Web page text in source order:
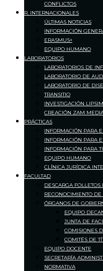
CONFLICTOS
R. INTERNACIONALES
ÚLTIMAS NOTICIAS
INFORMACIÓN
ERASMUS+
EQUIPO HUMANO
LABORATORIOS
LABORATORIOS DE
LABORATORIO DE
LABORATORIO DE
TRANSITIO
INVESTIGACIÓN
CREACIÓN ZAM
PRÁCTICAS
INFORMACIÓN PARA
INFORMACIÓN PARA
INFORMACIÓN PARA
EQUIPO HUMANO
CLÍNICA JURÍDICA
FACULTAD
DESCARGA
RECONOCIMIENTO DE
ÓRGANOS DE
EQUIPO
JUNTA DE
COMISIONES
COMITÉS DE
EQUIPO DOCENTE
SECRETARÍA
NORMATIVA